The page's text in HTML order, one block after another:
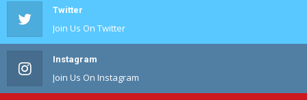
Twitter
Join Us On Twitter
Instagram
Join Us On Instagram